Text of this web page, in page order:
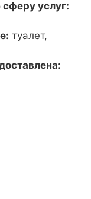
услуг:
туалет,